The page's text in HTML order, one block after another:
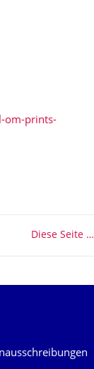
om-prints-
Diese Seite …